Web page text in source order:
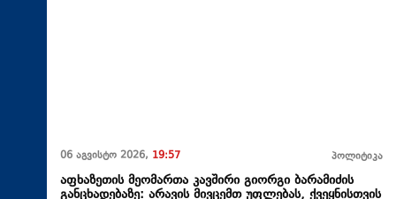
06 აგვისტო 2026, 19:57 პოლიტიკა
აფხაზეთის მეომართა კავშირი გიორგი ბარამიძის
განცხადებაზე: არავის მივცემთ უფლებას, ქვეყნისთვის